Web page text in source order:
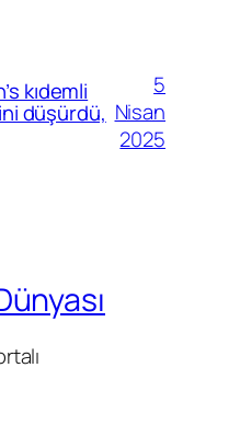
kıdemli
düşürdü,
5
Nisan
2025